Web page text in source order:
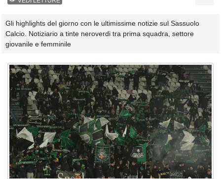
Gli highlights del giorno con le ultimissime notizie sul Sassuolo
Calcio. Notiziario a tinte neroverdi tra prima squadra, settore
giovanile e femminile